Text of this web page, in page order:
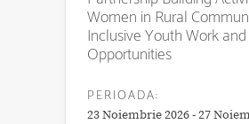
Women in Rural
Inclusive Youth Work
Opportunities
PERIOADA:
23 Noiembrie 2026 - 27